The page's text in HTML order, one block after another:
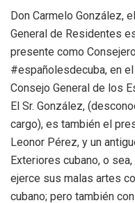
Don Carmelo González,
General de Residentes
presente como
#españolesdecuba, en
Consejo General de los
El Sr. González,
cargo), es también el
Leonor Pérez, y un
Exteriores cubano, o
ejerce sus malas artes
cubano; pero también